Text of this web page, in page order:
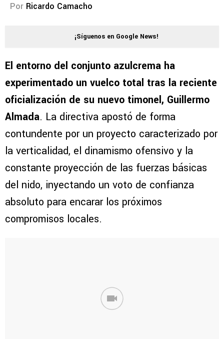
Por Ricardo Camacho
¡Síguenos en Google News!
El entorno del conjunto azulcrema ha
experimentado un vuelco total tras la reciente
oficialización de su nuevo timonel, Guillermo
Almada. La directiva apostó de forma
contundente por un proyecto caracterizado por
la verticalidad, el dinamismo ofensivo y la
constante proyección de las fuerzas básicas
del nido, inyectando un voto de confianza
absoluto para encarar los próximos
compromisos locales.